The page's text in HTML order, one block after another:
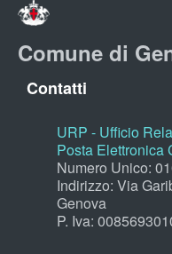
Comune di
Contatti
URP - Ufficio
Posta Elettronica
Numero Unico:
Indirizzo: Via
Genova
P. Iva: